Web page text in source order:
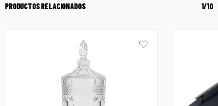
PRODUCTOS RELACIONADOS 1/10